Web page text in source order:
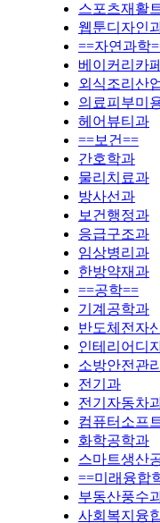
스포츠재활
웹툰디자인
==자연과학
베이커리카
외식조리산
의료피부미
헤어뷰티과
==보건==
간호학과
물리치료과
방사선과
보건행정과
응급구조과
임상병리과
한방약재과
==공학==
기계공학과
반도체전자
인테리어디
소방안전관
전기과
전기자동차
컴퓨터소프
화학공학과
스마트생산
==미래융합
부동산풍수
사회복지융